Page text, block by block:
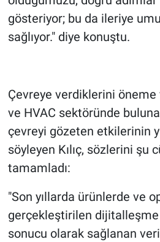
gösteriyor; bu da ileriye
sağlıyor." diye konuştu.
Çevreye verdiklerini öneme
ve HVAC sektöründe
çevreyi gözeten etkilerinin
söyleyen Kılıç, sözlerini şu
tamamladı:
"Son yıllarda ürünlerde ve
gerçekleştirilen
sonucu olarak sağlanan